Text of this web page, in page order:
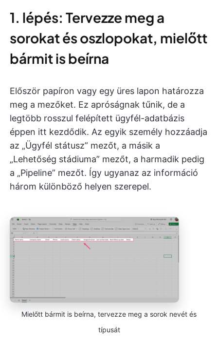
1. lépés: Tervezze meg a
sorokat és oszlopokat, mielőtt
bármit is beírna
Először papíron vagy egy üres lapon határozza
meg a mezőket. Ez apróságnak tűnik, de a
legtöbb rosszul felépített ügyfél-adatbázis
éppen itt kezdődik. Az egyik személy hozzáadja
az „Ügyfél státusz” mezőt, a másik a
„Lehetőség stádiuma” mezőt, a harmadik pedig
a „Pipeline” mezőt. Így ugyanaz az információ
három különböző helyen szerepel.
Mielőtt bármit is beírna, tervezze meg a sorok nevét és
típusát